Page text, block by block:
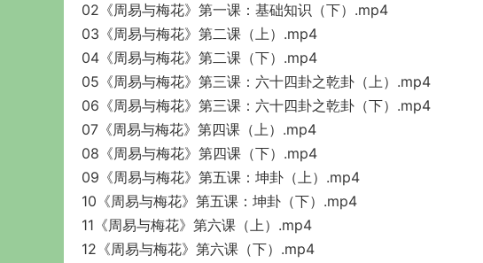
02《周易与梅花》第一课：基础知识（下）.mp4
03《周易与梅花》第二课（上）.mp4
04《周易与梅花》第二课（下）.mp4
05《周易与梅花》第三课：六十四卦之乾卦（上）.mp4
06《周易与梅花》第三课：六十四卦之乾卦（下）.mp4
07《周易与梅花》第四课（上）.mp4
08《周易与梅花》第四课（下）.mp4
09《周易与梅花》第五课：坤卦（上）.mp4
10《周易与梅花》第五课：坤卦（下）.mp4
11《周易与梅花》第六课（上）.mp4
12《周易与梅花》第六课（下）.mp4